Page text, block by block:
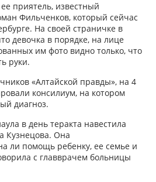
приятель, известный
Фильченков, который сейчас
На своей страничке в
девочка в порядке, на лице
им фото видно только, что
руки.
«Алтайской правды», на 4
консилиум, на котором
диагноз.
в день теракта навестила
Кузнецова. Она
ли помощь ребенку, ее семье и
с главврачем больницы